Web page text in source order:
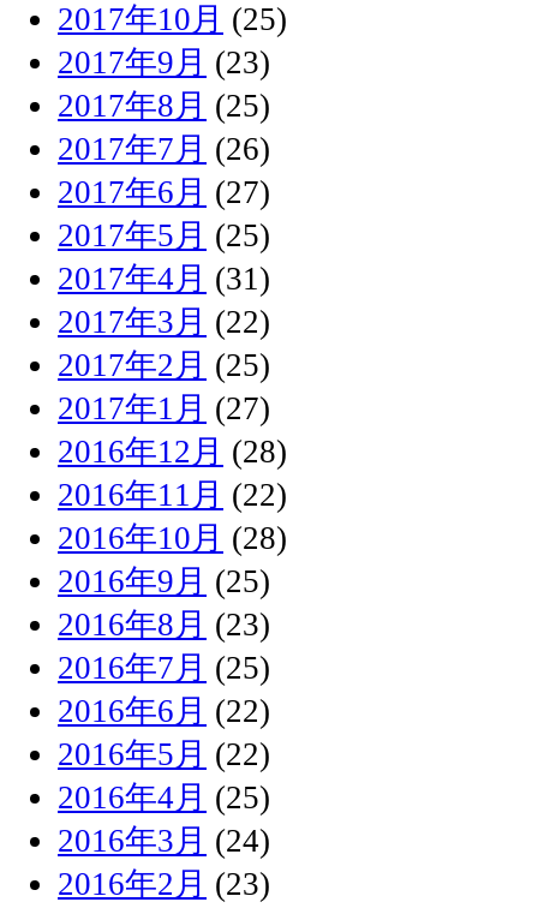
2017年10月 (25)
2017年9月 (23)
2017年8月 (25)
2017年7月 (26)
2017年6月 (27)
2017年5月 (25)
2017年4月 (31)
2017年3月 (22)
2017年2月 (25)
2017年1月 (27)
2016年12月 (28)
2016年11月 (22)
2016年10月 (28)
2016年9月 (25)
2016年8月 (23)
2016年7月 (25)
2016年6月 (22)
2016年5月 (22)
2016年4月 (25)
2016年3月 (24)
2016年2月 (23)